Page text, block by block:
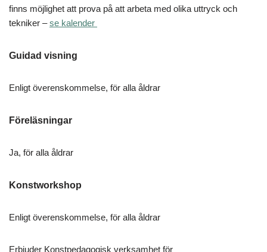
finns möjlighet att prova på att arbeta med olika uttryck och
tekniker –se kalender
Guidad visning
Enligt överenskommelse, för alla åldrar
Föreläsningar
Ja, för alla åldrar
Konstworkshop
Enligt överenskommelse, för alla åldrar
Erbjuder Konstpedagogisk verksamhet för